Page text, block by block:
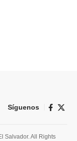
Síguenos
Salvador. All Rights